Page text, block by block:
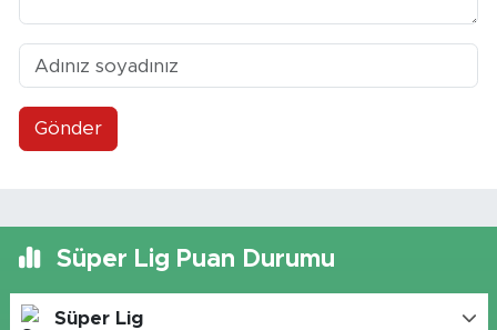
Gönder
Süper Lig Puan Durumu
Süper Lig